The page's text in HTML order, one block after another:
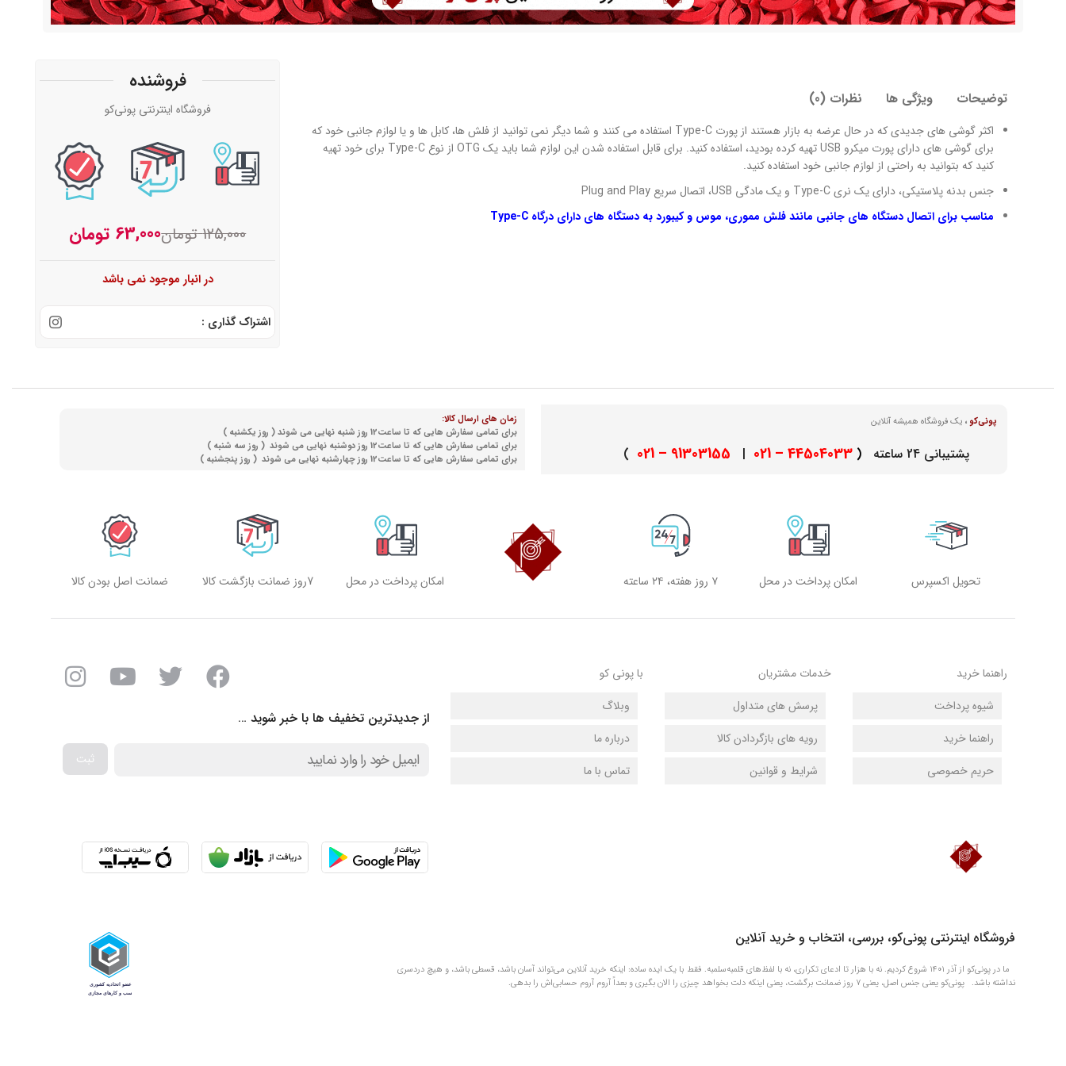
توضیحات ویژگی ها نظرات (0)
اکثر گوشی های جدیدی که در حال عرضه به بازار هستند از پورت Type-C استفاده می کنند و شما دیگر نمی توانید از فلش ها، کابل ها و یا لوازم جانبی خود که
برای گوشی های دارای پورت میکرو USB تهیه کرده بودید، استفاده کنید. برای قابل استفاده شدن این لوازم شما باید یک OTG از نوع Type-C برای خود تهیه
کنید که بتوانید به راحتی از لوازم جانبی خود استفاده کنید.
جنس بدنه پلاستیکی، دارای یک نری Type-C و یک مادگی USB، اتصال سریع Plug and Play
مناسب برای اتصال دستگاه های جانبی مانند فلش مموری، موس و کیبورد به دستگاه های دارای درگاه Type-C
فروشنده
فروشگاه اینترنتی پونی‌کو
125,000 تومان63,000 تومان
در انبار موجود نمی باشد
اشتراک گذاری :
پونی‌کو ،یک فروشگاه همیشه آنلاین
پشتیبانی 24 ساعته (
44504033 – 021
|
91303155 – 021
)
زمان های ارسال کالا:
برای تمامی سفارش هایی که تا ساعت12 روز شنبه نهایی می شوند
( روز یکشنبه )
برای تمامی سفارش هایی که تا ساعت12 روز دوشنبه نهایی می شوند
( روز سه شنبه )
برای تمامی سفارش هایی که تا ساعت12 روز چهارشنبه نهایی می شوند
) روز پنجشنبه )
تحویل اکسپرس امکان پرداخت در محل ۷ روز هفته، ۲۴ ساعته امکان پرداخت در محل 7روز ضمانت بازگشت کالا ضمانت اصل بودن کالا
راهنما خرید
شیوه پرداخت
راهنما خرید
حریم خصوصی
خدمات مشتریان
پرسش های متداول
رویه های بازگردادن کالا
شرایط و قوانین
با پونی کو
وبلاگ
درباره ما
تماس با ما
از جدیدترین تخفیف ها با خبر شوید …
فروشگاه اینترنتی پونی‌کو، بررسی، انتخاب و خرید آنلاین
ما در پونی‌کو از آذر ۱۴۰۱ شروع کردیم. نه با هزار تا ادعای تکراری، نه با لفظ‌های قلمبه‌سلمبه. فقط با یک ایده ساده: اینکه خرید آنلاین می‌تواند آسان باشد، قسطی باشد، و هیچ دردسری
نداشته باشد. پونی‌کو یعنی جنس اصل، یعنی ۷ روز ضمانت برگشت، یعنی اینکه دلت بخواهد چیزی را الان بگیری و بعداً آروم آروم حسابی‌اش را بدهی.